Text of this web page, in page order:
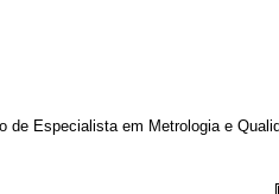
Especialista em Metrologia e